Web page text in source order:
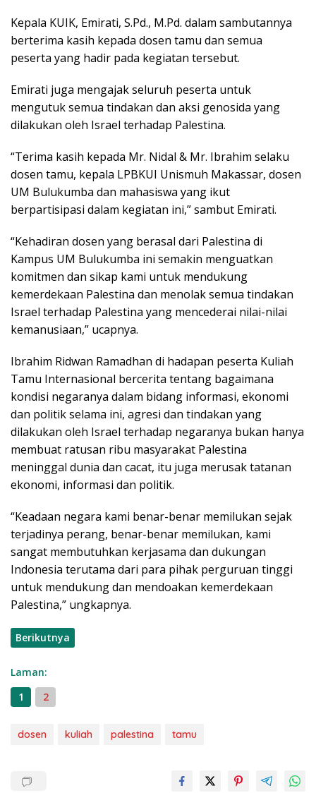
Kepala KUIK, Emirati, S.Pd., M.Pd. dalam sambutannya
berterima kasih kepada dosen tamu dan semua
peserta yang hadir pada kegiatan tersebut.
Emirati juga mengajak seluruh peserta untuk
mengutuk semua tindakan dan aksi genosida yang
dilakukan oleh Israel terhadap Palestina.
“Terima kasih kepada Mr. Nidal & Mr. Ibrahim selaku
dosen tamu, kepala LPBKUI Unismuh Makassar, dosen
UM Bulukumba dan mahasiswa yang ikut
berpartisipasi dalam kegiatan ini,” sambut Emirati.
“Kehadiran dosen yang berasal dari Palestina di
Kampus UM Bulukumba ini semakin menguatkan
komitmen dan sikap kami untuk mendukung
kemerdekaan Palestina dan menolak semua tindakan
Israel terhadap Palestina yang mencederai nilai-nilai
kemanusiaan,” ucapnya.
Ibrahim Ridwan Ramadhan di hadapan peserta Kuliah
Tamu Internasional bercerita tentang bagaimana
kondisi negaranya dalam bidang informasi, ekonomi
dan politik selama ini, agresi dan tindakan yang
dilakukan oleh Israel terhadap negaranya bukan hanya
membuat ratusan ribu masyarakat Palestina
meninggal dunia dan cacat, itu juga merusak tatanan
ekonomi, informasi dan politik.
“Keadaan negara kami benar-benar memilukan sejak
terjadinya perang, benar-benar memilukan, kami
sangat membutuhkan kerjasama dan dukungan
Indonesia terutama dari para pihak perguruan tinggi
untuk mendukung dan mendoakan kemerdekaan
Palestina,” ungkapnya.
Berikutnya
Laman:
1
2
dosen kuliah palestina tamu